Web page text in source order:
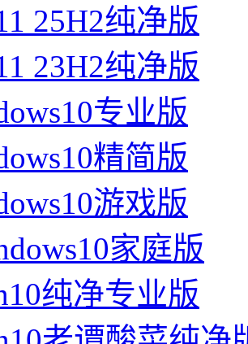
25H2纯净版
23H2纯净版
专业版
精简版
游戏版
家庭版
纯净专业版